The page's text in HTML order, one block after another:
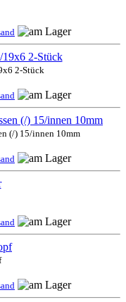
2-Stück
(/) 15/innen 10mm